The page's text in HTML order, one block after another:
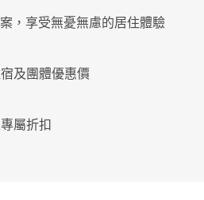
，享受無憂無慮的居住體驗
及團體優惠價
屬折扣